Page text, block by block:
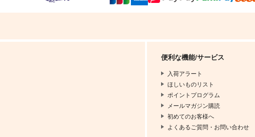
便利な機能/サービス
入荷アラート
ほしいものリスト
ポイントプログラム
メールマガジン購読
初めてのお客様へ
よくあるご質問・お問い合わせ